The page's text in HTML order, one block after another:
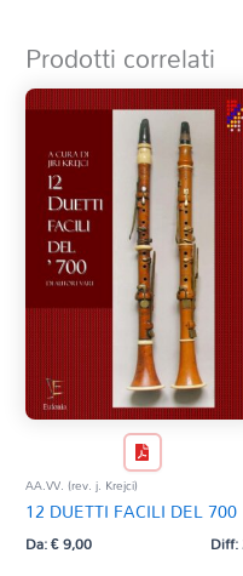
Prodotti correlati
AA.VV. (rev. j. Krejci)
12 DUETTI FACILI DEL 700
Da:€9,00 Diff: